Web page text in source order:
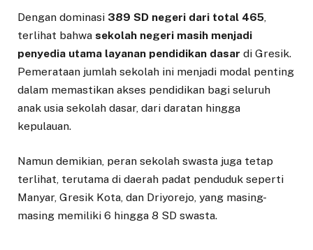
Dengan dominasi 389 SD negeri dari total 465
terlihat bahwa sekolah negeri masih menjadi
penyedia utama layanan pendidikan dasar di Gresik.
Pemerataan jumlah sekolah ini menjadi modal penting
dalam memastikan akses pendidikan bagi seluruh
anak usia sekolah dasar, dari daratan hingga
kepulauan.
Namun demikian, peran sekolah swasta juga tetap
terlihat, terutama di daerah padat penduduk seperti
Manyar, Gresik Kota, dan Driyorejo, yang masing-
masing memiliki 6 hingga 8 SD swasta.